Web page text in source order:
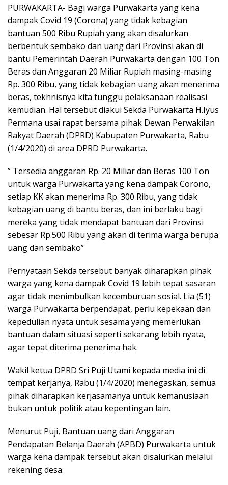
PURWAKARTA- Bagi warga Purwakarta yang kena
dampak Covid 19 (Corona) yang tidak kebagian
bantuan 500 Ribu Rupiah yang akan disalurkan
berbentuk sembako dan uang dari Provinsi akan di
bantu Pemerintah Daerah Purwakarta dengan 100 Ton
Beras dan Anggaran 20 Miliar Rupiah masing-masing
Rp. 300 Ribu, yang tidak kebagian uang akan menerima
beras, tekhnisnya kita tunggu pelaksanaan realisasi
kemudian. Hal tersebut diakui Sekda Purwakarta H.Iyus
Permana usai rapat bersama pihak Dewan Perwakilan
Rakyat Daerah (DPRD) Kabupaten Purwakarta, Rabu
(1/4/2020) di area DPRD Purwakarta.
” Tersedia anggaran Rp. 20 Miliar dan Beras 100 Ton
untuk warga Purwakarta yang kena dampak Corono,
setiap KK akan menerima Rp. 300 Ribu, yang tidak
kebagian uang di bantu beras, dan ini berlaku bagi
mereka yang tidak mendapat bantuan dari Provinsi
sebesar Rp.500 Ribu yang akan di terima warga berupa
uang dan sembako”
Pernyataan Sekda tersebut banyak diharapkan pihak
warga yang kena dampak Covid 19 lebih tepat sasaran
agar tidak menimbulkan kecemburuan sosial. Lia (51)
warga Purwakarta berpendapat, perlu kepekaan dan
kepedulian nyata untuk sesama yang memerlukan
bantuan dalam situasi seperti sekarang lebih nyata,
agar tepat diterima penerima hak.
Wakil ketua DPRD Sri Puji Utami kepada media ini di
tempat kerjanya, Rabu (1/4/2020) menegaskan, semua
pihak diharapkan kerjasamanya untuk kemanusiaan
bukan untuk politik atau kepentingan lain.
Menurut Puji, Bantuan uang dari Anggaran
Pendapatan Belanja Daerah (APBD) Purwakarta untuk
warga kena dampak tersebut akan disalurkan melalui
rekening desa.